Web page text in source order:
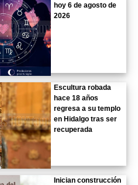
hoy 6 de agosto de
2026
Escultura robada
hace 18 años
regresa a su templo
en Hidalgo tras ser
recuperada
Inician construcción